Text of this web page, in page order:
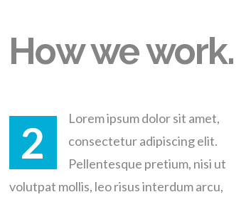
How we work.
2
Lorem ipsum dolor sit amet,
consectetur adipiscing elit.
Pellentesque pretium, nisi ut
volutpat mollis, leo risus interdum arcu,